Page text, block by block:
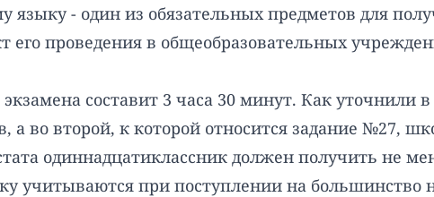
языку - один из обязательных предметов для
его проведения в общеобразовательных
составит 3 часа 30 минут. Как уточнили
а во второй, к которой относится задание
одиннадцатиклассник должен получить не
учитываются при поступлении на